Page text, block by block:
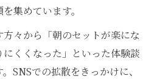
集めています。
々から「朝のセットが楽にな
くくなった」といった体験談
SNSでの拡散をきっかけに、